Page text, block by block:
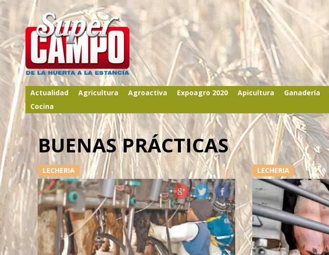
Actualidad Agricultura Agroactiva Expoagro 2020 Apicultura Ganadería
Cocina
BUENAS PRÁCTICAS
LECHERIA LECHERIA